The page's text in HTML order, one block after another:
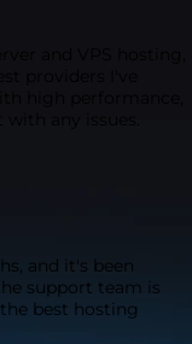
and it's been
support team is
best hosting